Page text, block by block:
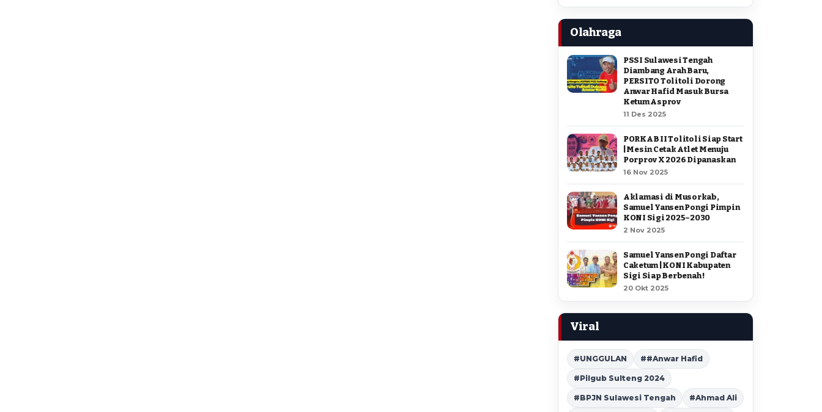
Olahraga
PSSI Sulawesi Tengah
Diambang Arah Baru,
PERSITO Tolitoli Dorong
Anwar Hafid Masuk Bursa
Ketum Asprov
11 Des 2025
PORKAB II Tolitoli Siap Start
| Mesin Cetak Atlet Menuju
Porprov X 2026 Dipanaskan
16 Nov 2025
Aklamasi di Musorkab,
Samuel Yansen Pongi Pimpin
KONI Sigi 2025–2030
2 Nov 2025
Samuel Yansen Pongi Daftar
Caketum | KONI Kabupaten
Sigi Siap Berbenah !
20 Okt 2025
Viral
#UNGGULAN ##Anwar Hafid
#Pilgub Sulteng 2024
#BPJN Sulawesi Tengah #Ahmad Ali